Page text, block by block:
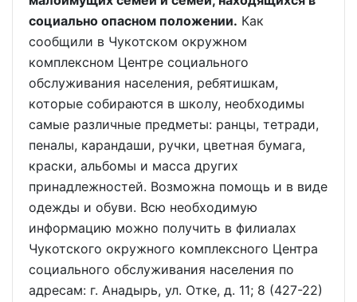
социально опасном положении. Как
сообщили в Чукотском окружном
комплексном Центре социального
обслуживания населения, ребятишкам,
которые собираются в школу, необходимы
самые различные предметы: ранцы, тетради,
пеналы, карандаши, ручки, цветная бумага,
краски, альбомы и масса других
принадлежностей. Возможна помощь и в виде
одежды и обуви. Всю необходимую
информацию можно получить в филиалах
Чукотского окружного комплексного Центра
социального обслуживания населения по
адресам: г. Анадырь, ул. Отке, д. 11; 8 (427-22)